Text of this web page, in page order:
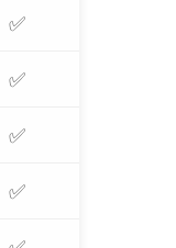
✅
✅
✅
✅